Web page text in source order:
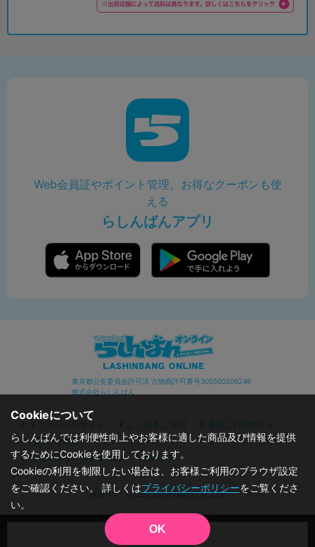
品切状態
Web会員証やポイント管理、お得なクーポンも使
える
らしんばんアプリ
東京都公安委員会許可済 古物商許可番号305500206246
株式会社らしんばん
オフィシャルサイト よくあるご質問
通販ご利用ガイド
お問い合わせ
セキュリティポリシー
プライバシーポリシー
特定商取引に関する表記
利用規約
©2019 - 2026 Lashinbang Co.,Ltd.
Cookieについて
らしんばんでは利便性向上やお客様に適した商品及び情報を提供
するためにCookieを使用しております。
Cookieの利用を制限したい場合は、お客様ご利用のブラウザ設定
をご確認ください。 詳しくはプライバシーポリシーをご覧くださ
い。
OK